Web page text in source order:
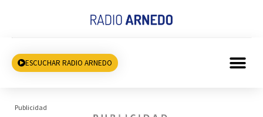
ESCUCHAR RADIO ARNEDO
Publicidad